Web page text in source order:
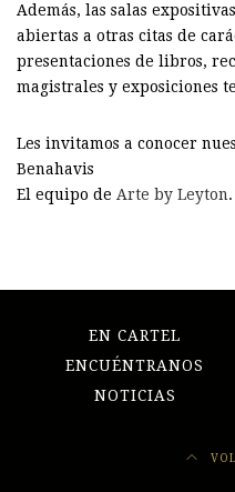
Además, las salas
abiertas a otras citas de
presentaciones de libros,
magistrales y exposiciones
Les invitamos a conocer
Benahavis
El equipo de Arte by Leyton.
EN CARTEL
ENCUÉNTRANOS
NOTICIAS